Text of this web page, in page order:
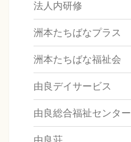
法人内研修
洲本たちばなプラス
洲本たちばな福祉会
由良デイサービス
由良総合福祉センター